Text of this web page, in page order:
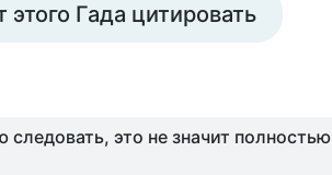
Гада цитировать
следовать, это не значит полностью